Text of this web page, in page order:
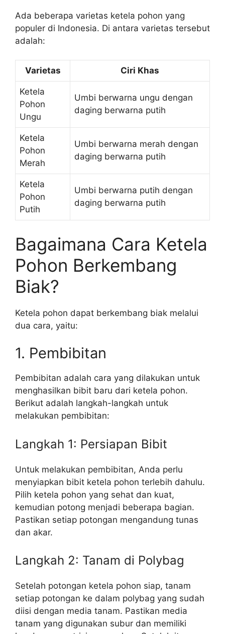
Ada beberapa varietas ketela pohon yang
populer di Indonesia. Di antara varietas tersebut
adalah:
Varietas Ciri Khas
Ketela
Pohon
Ungu
Umbi berwarna ungu dengan
daging berwarna putih
Ketela
Pohon
Merah
Umbi berwarna merah dengan
daging berwarna putih
Ketela
Pohon
Putih
Umbi berwarna putih dengan
daging berwarna putih
Bagaimana Cara Ketela
Pohon Berkembang
Biak?
Ketela pohon dapat berkembang biak melalui
dua cara, yaitu:
1. Pembibitan
Pembibitan adalah cara yang dilakukan untuk
menghasilkan bibit baru dari ketela pohon.
Berikut adalah langkah-langkah untuk
melakukan pembibitan:
Langkah 1: Persiapan Bibit
Untuk melakukan pembibitan, Anda perlu
menyiapkan bibit ketela pohon terlebih dahulu.
Pilih ketela pohon yang sehat dan kuat,
kemudian potong menjadi beberapa bagian.
Pastikan setiap potongan mengandung tunas
dan akar.
Langkah 2: Tanam di Polybag
Setelah potongan ketela pohon siap, tanam
setiap potongan ke dalam polybag yang sudah
diisi dengan media tanam. Pastikan media
tanam yang digunakan subur dan memiliki